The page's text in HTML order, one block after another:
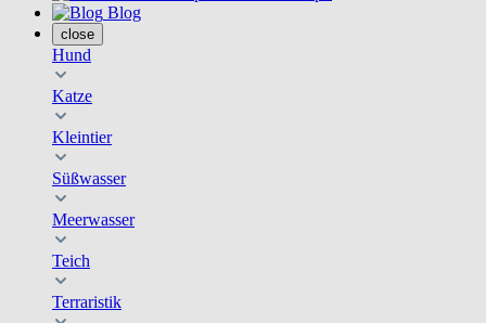
Blog
close
Hund
Katze
Kleintier
Süßwasser
Meerwasser
Teich
Terraristik